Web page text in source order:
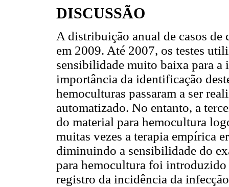
DISCUSSÃO
A distribuição anual de casos
em 2009. Até 2007, os testes
sensibilidade muito baixa para
importância da identificação
hemoculturas passaram a ser
automatizado. No entanto, a
do material para hemocultura
muitas vezes a terapia empírica
diminuindo a sensibilidade do
para hemocultura foi
registro da incidência da